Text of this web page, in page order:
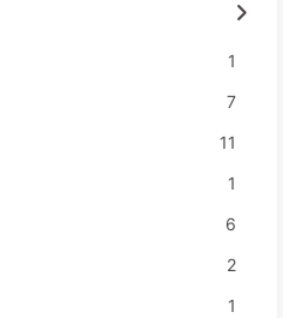
1
7
11
1
6
2
1